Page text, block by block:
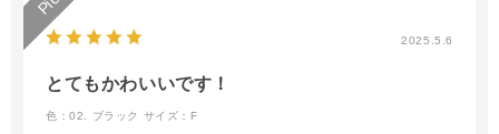
2025.5.6
とてもかわいいです！
色：02. ブラック サイズ：F